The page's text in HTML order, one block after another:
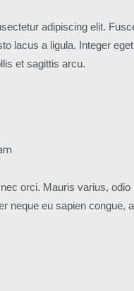
adipiscing elit.
lacus a ligula. Integer
et sagittis arcu.
orci. Mauris varius,
neque eu sapien